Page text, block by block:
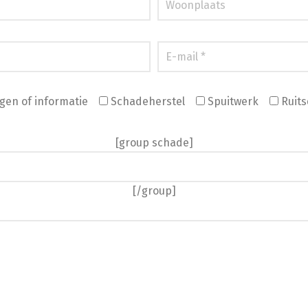
of informatie Schadeherstel Spuitwerk
[group schade]
[/group]